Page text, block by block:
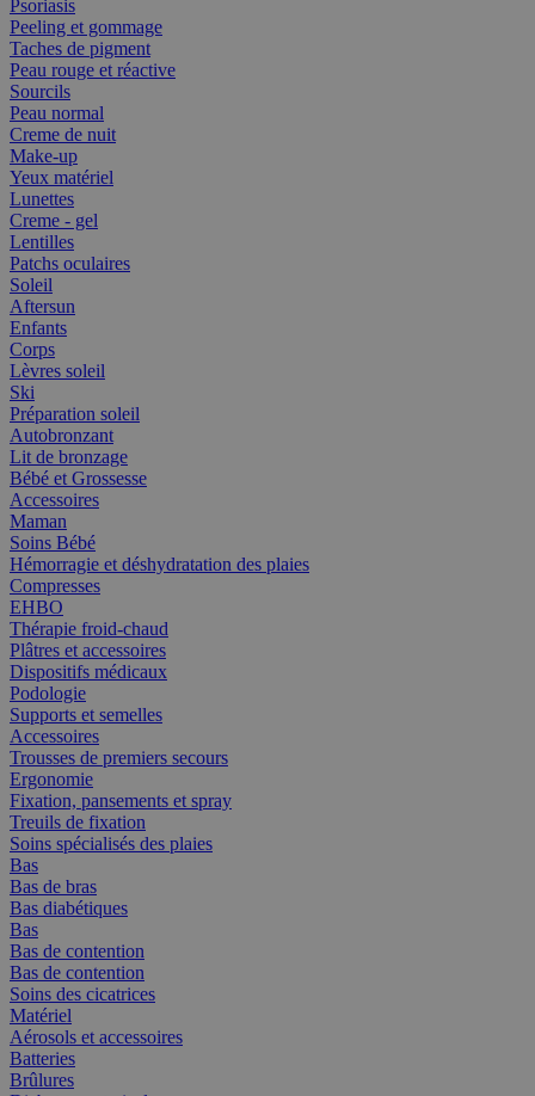
Psoriasis
Peeling et gommage
Taches de pigment
Peau rouge et réactive
Sourcils
Peau normal
Creme de nuit
Make-up
Yeux matériel
Lunettes
Creme - gel
Lentilles
Patchs oculaires
Soleil
Aftersun
Enfants
Corps
Lèvres soleil
Ski
Préparation soleil
Autobronzant
Lit de bronzage
Bébé et Grossesse
Accessoires
Maman
Soins Bébé
Hémorragie et déshydratation des plaies
Compresses
EHBO
Thérapie froid-chaud
Plâtres et accessoires
Dispositifs médicaux
Podologie
Supports et semelles
Accessoires
Trousses de premiers secours
Ergonomie
Fixation, pansements et spray
Treuils de fixation
Soins spécialisés des plaies
Bas
Bas de bras
Bas diabétiques
Bas
Bas de contention
Bas de contention
Soins des cicatrices
Matériel
Aérosols et accessoires
Batteries
Brûlures